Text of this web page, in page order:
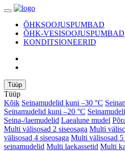
ÕHKSOOJUSPUMBAD
ÕHK-VESISOOJUSPUMBAD
KONDITSIONEERID
Tüüp
Tüüp
Kõik Seinamudelid kuni –30 °C
Seinamudelid kuni –20 °C
Seina-/laemudelid Laealune mudel
Multi välisosad 2 siseosaga Multi
välisosad 4 siseosaga Multi välisosad 5
seinamudelid Multi laekassetid Multi